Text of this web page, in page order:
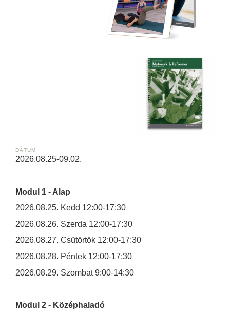
DÁTUM
2026.08.25-09.02.
Modul 1 - Alap
2026.08.25. Kedd 12:00-17:30
2026.08.26. Szerda 12:00-17:30
2026.08.27. Csütörtök 12:00-17:30
2026.08.28. Péntek 12:00-17:30
2026.08.29. Szombat 9:00-14:30
Modul 2 - Középhaladó